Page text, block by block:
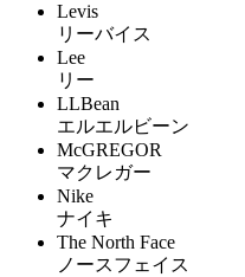
Levis
リーバイス
Lee
リー
LLBean
エルエルビーン
McGREGOR
マクレガー
Nike
ナイキ
The North Face
ノースフェイス